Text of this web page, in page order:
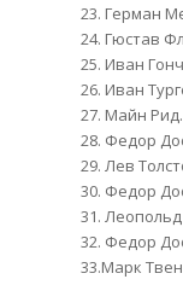
23. Герман
24. Гюстав
25. Иван
26. Иван
27. Майн
28. Федор
29. Лев
30. Федор
31.
32. Федор
33.Марк